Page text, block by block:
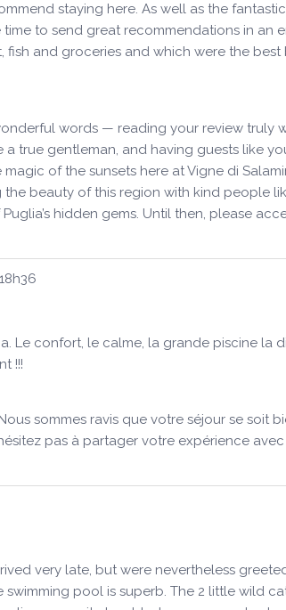
staying here. As well as the
to send great recommendations in
and groceries and which were the
words — reading your review truly
true gentleman, and having guests like
of the sunsets here at Vigne di
beauty of this region with kind people
hidden gems. Until then, please
18h36
Le confort, le calme, la grande piscine
!!!
sommes ravis que votre séjour se soit
pas à partager votre expérience
very late, but were nevertheless
pool is superb. The 2 little wild